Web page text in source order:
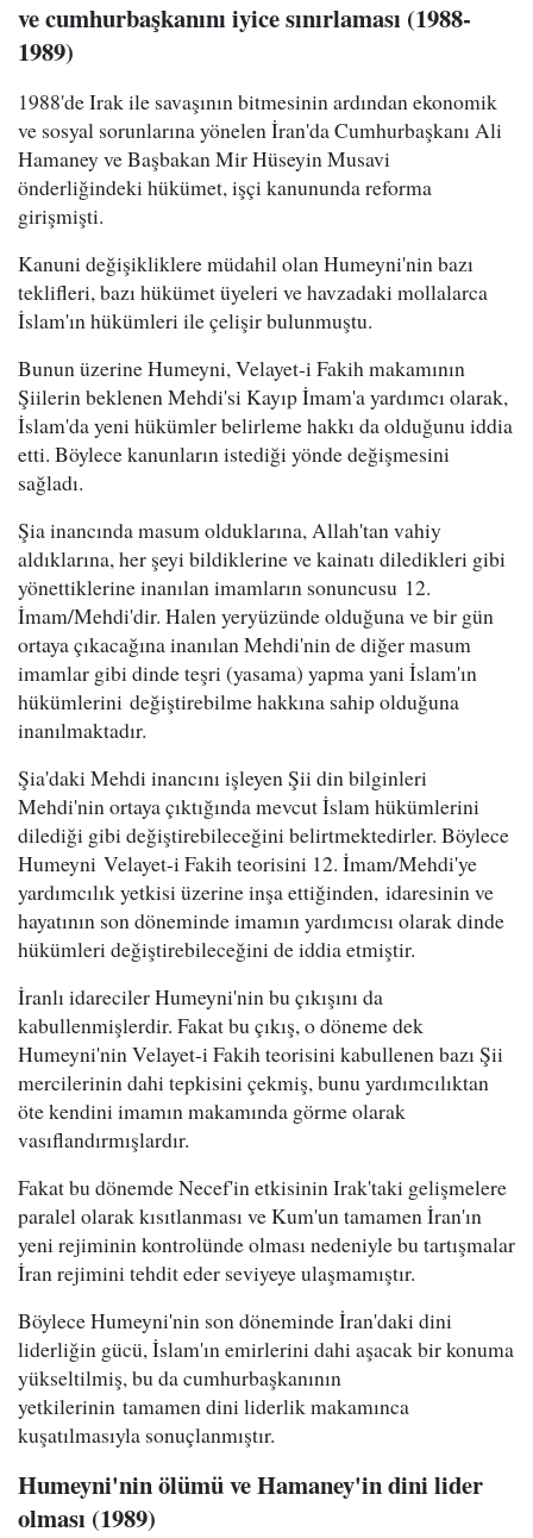
ve cumhurbaşkanını iyice sınırlaması (1988-
1989)
1988'de Irak ile savaşının bitmesinin ardından ekonomik
ve sosyal sorunlarına yönelen İran'da Cumhurbaşkanı Ali
Hamaney ve Başbakan Mir Hüseyin Musavi
önderliğindeki hükümet, işçi kanununda reforma
girişmişti.
Kanuni değişikliklere müdahil olan Humeyni'nin bazı
teklifleri, bazı hükümet üyeleri ve havzadaki mollalarca
İslam'ın hükümleri ile çelişir bulunmuştu.
Bunun üzerine Humeyni, Velayet-i Fakih makamının
Şiilerin beklenen Mehdi'si Kayıp İmam'a yardımcı olarak,
İslam'da yeni hükümler belirleme hakkı da olduğunu iddia
etti. Böylece kanunların istediği yönde değişmesini
sağladı.
Şia inancında masum olduklarına, Allah'tan vahiy
aldıklarına, her şeyi bildiklerine ve kainatı diledikleri gibi
yönettiklerine inanılan imamların sonuncusu 12.
İmam/Mehdi'dir. Halen yeryüzünde olduğuna ve bir gün
ortaya çıkacağına inanılan Mehdi'nin de diğer masum
imamlar gibi dinde teşri (yasama) yapma yani İslam'ın
hükümlerini değiştirebilme hakkına sahip olduğuna
inanılmaktadır.
Şia'daki Mehdi inancını işleyen Şii din bilginleri
Mehdi'nin ortaya çıktığında mevcut İslam hükümlerini
dilediği gibi değiştirebileceğini belirtmektedirler. Böylece
Humeyni Velayet-i Fakih teorisini 12. İmam/Mehdi'ye
yardımcılık yetkisi üzerine inşa ettiğinden, idaresinin ve
hayatının son döneminde imamın yardımcısı olarak dinde
hükümleri değiştirebileceğini de iddia etmiştir.
İranlı idareciler Humeyni'nin bu çıkışını da
kabullenmişlerdir. Fakat bu çıkış, o döneme dek
Humeyni'nin Velayet-i Fakih teorisini kabullenen bazı Şii
mercilerinin dahi tepkisini çekmiş, bunu yardımcılıktan
öte kendini imamın makamında görme olarak
vasıflandırmışlardır.
Fakat bu dönemde Necef'in etkisinin Irak'taki gelişmelere
paralel olarak kısıtlanması ve Kum'un tamamen İran'ın
yeni rejiminin kontrolünde olması nedeniyle bu tartışmalar
İran rejimini tehdit eder seviyeye ulaşmamıştır.
Böylece Humeyni'nin son döneminde İran'daki dini
liderliğin gücü, İslam'ın emirlerini dahi aşacak bir konuma
yükseltilmiş, bu da cumhurbaşkanının
yetkilerinin tamamen dini liderlik makamınca
kuşatılmasıyla sonuçlanmıştır.
Humeyni'nin ölümü ve Hamaney'in dini lider
olması (1989)